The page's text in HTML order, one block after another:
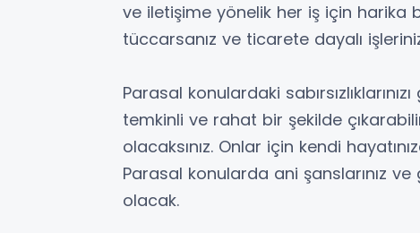
ve iletişime yönelik her iş için harika
tüccarsanız ve ticarete dayalı
Parasal konulardaki
temkinli ve rahat bir şekilde
olacaksınız. Onlar için kendi
Parasal konularda ani şanslarınız
olacak.